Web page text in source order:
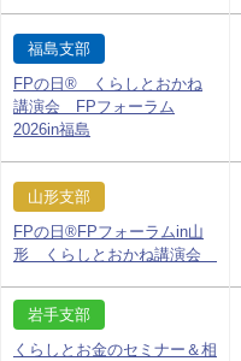
福島支部
FPの日® くらしとおかね
講演会 FPフォーラム
2026in福島
山形支部
FPの日®FPフォーラムin山
形 くらしとおかね講演会
岩手支部
くらしとお金のセミナー＆相